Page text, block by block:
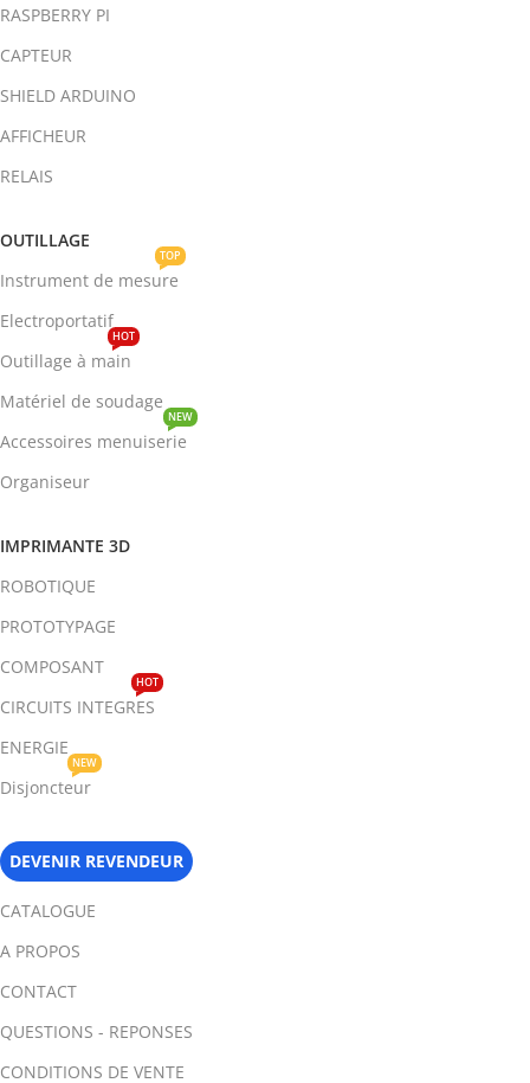
RASPBERRY PI
CAPTEUR
SHIELD ARDUINO
AFFICHEUR
RELAIS
OUTILLAGE
Instrument de mesure
TOP
Electroportatif
Outillage à main
HOT
Matériel de soudage
Accessoires menuiserie
NEW
Organiseur
IMPRIMANTE 3D
ROBOTIQUE
PROTOTYPAGE
COMPOSANT
CIRCUITS INTEGRES
HOT
ENERGIE
Disjoncteur
NEW
DEVENIR REVENDEUR
CATALOGUE
A PROPOS
CONTACT
QUESTIONS - REPONSES
CONDITIONS DE VENTE